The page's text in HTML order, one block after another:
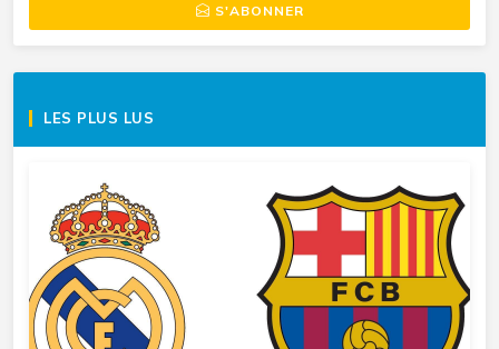
S'ABONNER
LES PLUS LUS